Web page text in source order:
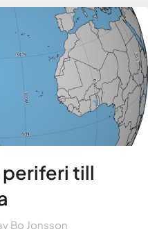
periferi till
Bo Jonsson